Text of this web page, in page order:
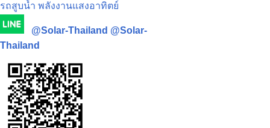
รถสูบน้ำ พลังงานแสงอาทิตย์
@Solar-Thailand @Solar-
Thailand